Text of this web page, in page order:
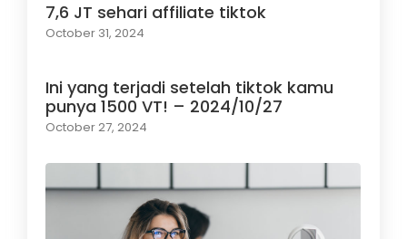
7,6 JT sehari affiliate tiktok
October 31, 2024
Ini yang terjadi setelah tiktok kamu
punya 1500 VT! – 2024/10/27
October 27, 2024